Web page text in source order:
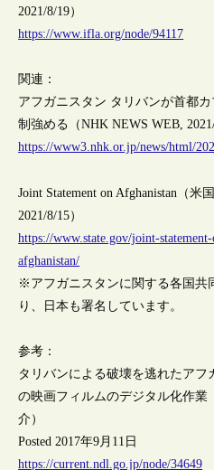
2021/8/19）
https://www.ifla.org/node/94117
関連：
アフガニスタン タリバンが首都
制強める（NHK NEWS WEB, 2021/
https://www3.nhk.or.jp/news/html/
Joint Statement on Afghanistan（米
2021/8/15）
https://www.state.gov/joint-
afghanistan/
※アフガニスタンに関する各国共
り、日本も署名しています。
参考：
タリバンによる破壊を逃れたアフ
の映画フィルムのデジタル化作業
介）
Posted 2017年9月11日
https://current.ndl.go.jp/node/34649